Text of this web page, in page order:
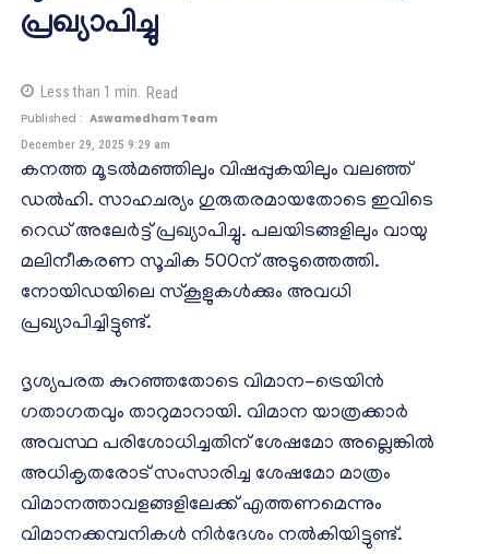
പ്രഖ്യാപിച്ചു
Less than 1 min. Read
Published : Aswamedham Team
December 29, 2025 9:29 am
കനത്ത മൂടൽമഞ്ഞിലും വിഷപ്പുകയിലും വലഞ്ഞ്
ഡൽഹി. സാഹചര്യം ഗുരുതരമായതോടെ ഇവിടെ
റെഡ് അലേർട്ട് പ്രഖ്യാപിച്ചു. പലയിടങ്ങളിലും വായു
മലിനീകരണ സൂചിക 500ന് അടുത്തെത്തി.
നോയിഡയിലെ സ്കൂളുകൾക്കും അവധി
പ്രഖ്യാപിച്ചിട്ടുണ്ട്.
ദൃശ്യപരത കുറഞ്ഞതോടെ വിമാന-ട്രെയിൻ
ഗതാഗതവും താറുമാറായി. വിമാന യാത്രക്കാർ
അവസ്ഥ പരിശോധിച്ചതിന് ശേഷമോ അല്ലെങ്കിൽ
അധികൃതരോട് സംസാരിച്ച ശേഷമോ മാത്രം
വിമാനത്താവളങ്ങളിലേക്ക് എത്തണമെന്നും
വിമാനക്കമ്പനികൾ നിർദേശം നൽകിയിട്ടുണ്ട്.